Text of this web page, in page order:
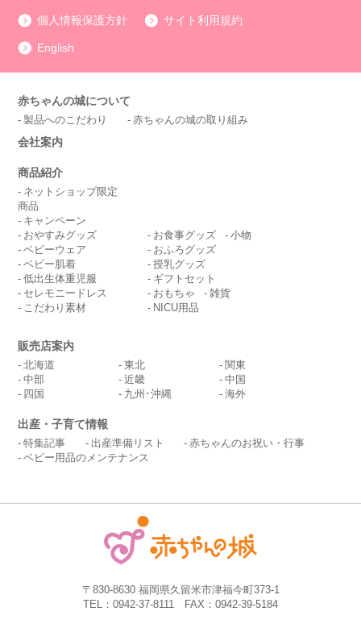
個人情報保護方針 サイト利用規約
English
赤ちゃんの城について
製品へのこだわり 赤ちゃんの城の取り組み
会社案内
商品紹介
ネットショップ限定
商品
キャンペーン
おやすみグッズ
ベビーウェア
ベビー肌着
低出生体重児服
セレモニードレス
こだわり素材
お食事グッズ
小物
おふろグッズ
授乳グッズ
ギフトセット
おもちゃ
雑貨
NICU用品
販売店案内
北海道 東北
関東
中部
近畿
中国
四国
九州･沖縄 海外
出産・子育て情報
特集記事 出産準備リスト
赤ちゃんのお祝い・行事
ベビー用品のメンテナンス
〒830-8630 福岡県久留米市津福今町373-1
TEL：0942-37-8111 FAX：0942-39-5184